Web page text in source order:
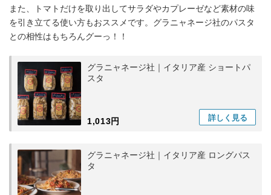
また、トマトだけを取り出してサラダやカプレーゼなど素材の味
を引き立てる使い方もおススメです。グラニャネージ社のパスタ
との相性はもちろんグーっ！！
グラニャネージ社｜イタリア産 ショートパ
スタ
1,013円 詳しく 見る
グラニャネージ社｜イタリア産 ロングパス
タ